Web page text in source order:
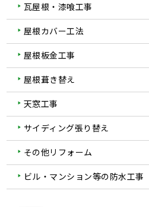
瓦屋根・漆喰工事
屋根カバー工法
屋根板金工事
屋根葺き替え
天窓工事
サイディング張り替え
その他リフォーム
ビル・マンション等の防水工事